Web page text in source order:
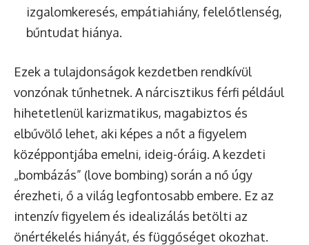
izgalomkeresés, empátiahiány, felelőtlenség,
bűntudat hiánya.
Ezek a tulajdonságok kezdetben rendkívül
vonzónak tűnhetnek. A nárcisztikus férfi például
hihetetlenül karizmatikus, magabiztos és
elbűvölő lehet, aki képes a nőt a figyelem
középpontjába emelni, ideig-óráig. A kezdeti
„bombázás” (love bombing) során a nő úgy
érezheti, ő a világ legfontosabb embere. Ez az
intenzív figyelem és idealizálás betölti az
önértékelés hiányát, és függőséget okozhat.